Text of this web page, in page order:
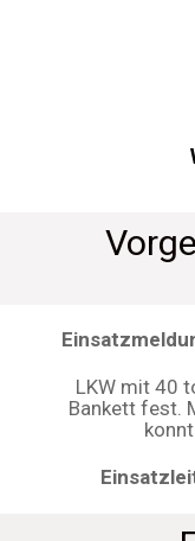
LKW mit 40
Bankett fest.